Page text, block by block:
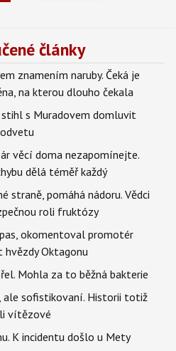
články
znamením naruby. Čeká je
na kterou dlouho čekala
s Muradovem domluvit
odvetu
věcí doma nezapomínejte.
dělá téměř každý
straně, pomáhá nádoru. Vědci
roli fruktózy
okomentoval promotér
hvězdy Oktagonu
Mohla za to běžná bakterie
ale sofistikovaní. Historii totiž
vítězové
K incidentu došlo u Mety